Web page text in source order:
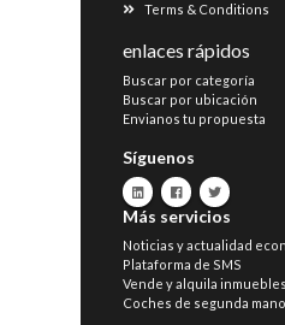
Terms & Conditions
enlaces rápidos
Buscar por categoría
Buscar por ubicación
Envianos tu propuesta
Síguenos
Más servicios
Noticias y actualidad
Plataforma de SMS
Vende y alquila inmuebles
Coches de segunda mano